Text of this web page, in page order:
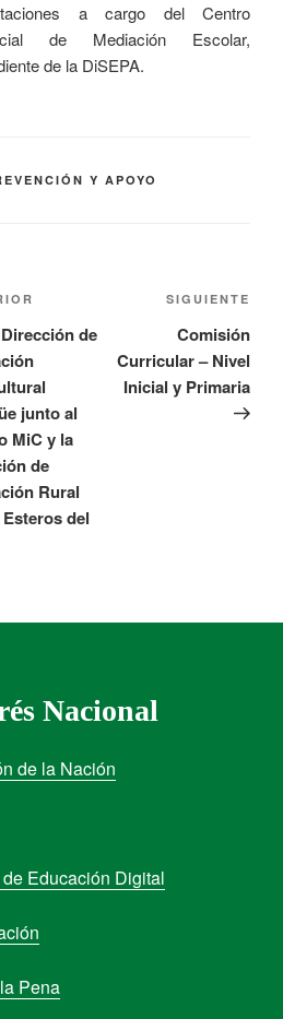
a cargo del Centro
de Mediación Escolar,
de la DiSEPA.
Y APOYO
de
junto al
MiC y la
de
Rural
del
SIGUIENTE
Comisión
Curricular – Nivel
Inicial y Primaria
Nacional
de la Nación
Educación Digital
Pena